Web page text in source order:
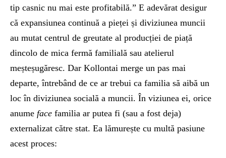
tip casnic nu mai este profitabilă.” E adevărat desigur
că expansiunea continuă a pieței și diviziunea muncii
au mutat centrul de greutate al producției de piață
dincolo de mica fermă familială sau atelierul
meșteșugăresc. Dar Kollontai merge un pas mai
departe, întrebând de ce ar trebui ca familia să aibă un
loc în diviziunea socială a muncii. În viziunea ei, orice
anume face familia ar putea fi (sau a fost deja)
externalizat către stat. Ea lămurește cu multă pasiune
acest proces: